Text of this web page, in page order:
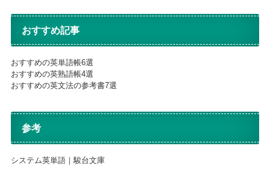
おすすめ記事
おすすめの英単語帳6選
おすすめの英熟語帳4選
おすすめの英文法の参考書7選
参考
システム英単語｜駿台文庫